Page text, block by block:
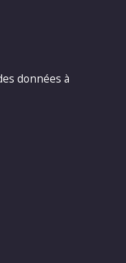
données à